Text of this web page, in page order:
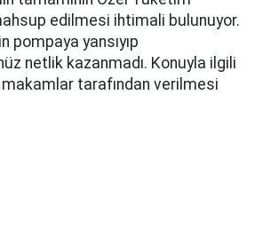
edilmesi ihtimali bulunuyor.
pompaya yansıyıp
netlik kazanmadı. Konuyla ilgili
makamlar tarafından verilmesi